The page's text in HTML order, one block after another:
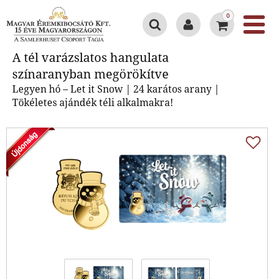
0
A tél varázslatos hangulata
színaranyban megörökítve
Legyen hó – Let it Snow | 24 karátos arany |
Tökéletes ajándék téli alkalmakra!
A tél varázslatos hangulata
színaranyban megörökítve